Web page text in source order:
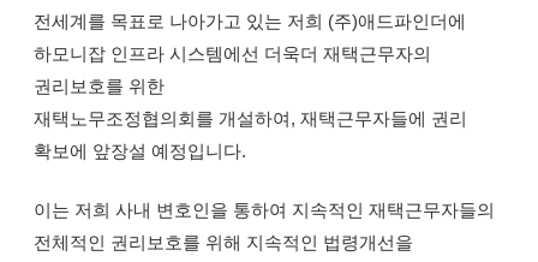
전세계를 목표로 나아가고 있는 저희 (주)애드파인더에
하모니잡 인프라 시스템에선 더욱더 재택근무자의
권리보호를 위한
재택노무조정협의회를 개설하여, 재택근무자들에 권리
확보에 앞장설 예정입니다.
이는 저희 사내 변호인을 통하여 지속적인 재택근무자들의
전체적인 권리보호를 위해 지속적인 법령개선을